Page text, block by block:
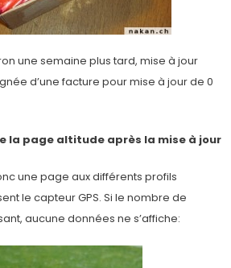
une semaine plus tard, mise à jour
d’une facture pour mise à jour de 0
la page altitude après la mise à jour
une page aux différents profils
le capteur GPS. Si le nombre de
aucune données ne s’affiche: